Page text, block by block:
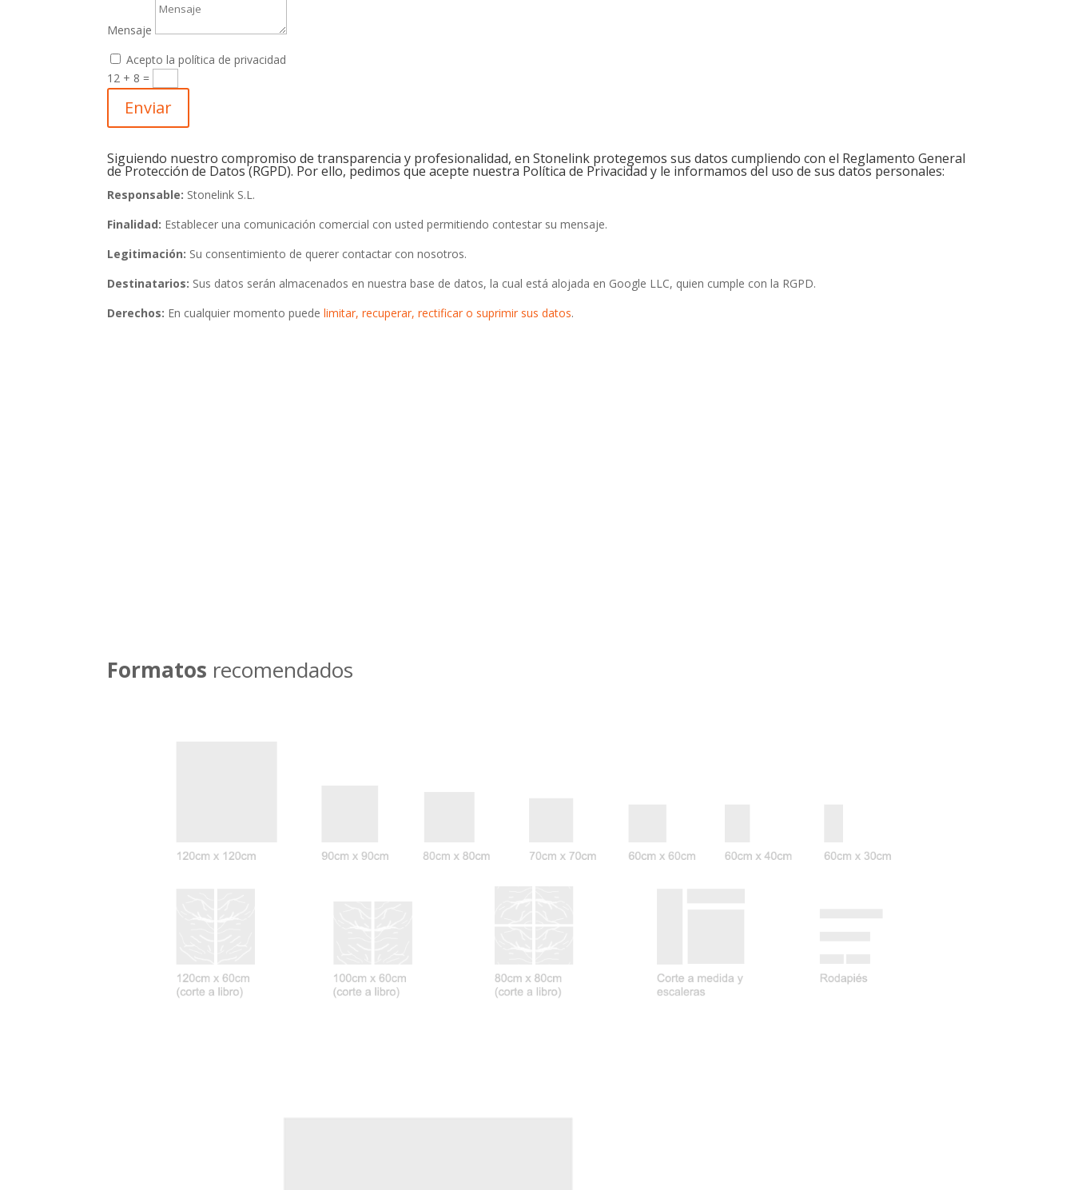
Mensaje
Acepto la política de privacidad
12 + 8 =
Enviar
Siguiendo nuestro compromiso de transparencia y profesionalidad, en Stonelink protegemos sus datos cumpliendo con el Reglamento General
de Protección de Datos (RGPD). Por ello, pedimos que acepte nuestra Política de Privacidad y le informamos del uso de sus datos personales:
Responsable: Stonelink S.L.
Finalidad: Establecer una comunicación comercial con usted permitiendo contestar su mensaje.
Legitimación: Su consentimiento de querer contactar con nosotros.
Destinatarios: Sus datos serán almacenados en nuestra base de datos, la cual está alojada en Google LLC, quien cumple con la RGPD.
Derechos: En cualquier momento puedelimitar, recuperar, rectificar o suprimir sus datos.
Formatos recomendados